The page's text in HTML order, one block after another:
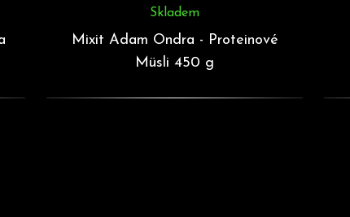
Mixit Adam Ondra - Proteinové
Müsli 450 g
Skladem